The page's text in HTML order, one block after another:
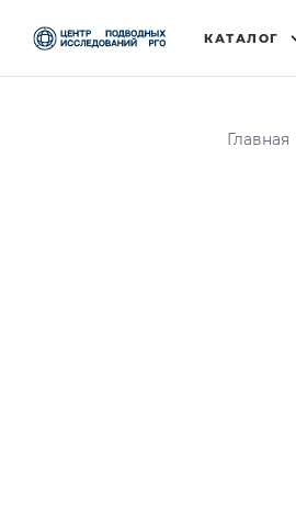
КАТАЛОГ
Главная